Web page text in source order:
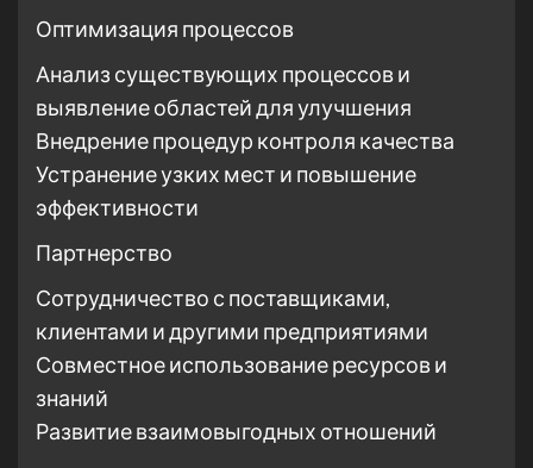
Оптимизация процессов
Анализ существующих процессов и
выявление областей для улучшения
Внедрение процедур контроля качества
Устранение узких мест и повышение
эффективности
Партнерство
Сотрудничество с поставщиками,
клиентами и другими предприятиями
Совместное использование ресурсов и
знаний
Развитие взаимовыгодных отношений